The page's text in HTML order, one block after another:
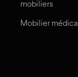
mobiliers
Mobilier médical